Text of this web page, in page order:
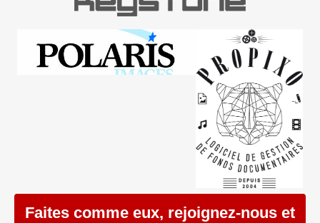
Faites comme eux, rejoignez-nous et